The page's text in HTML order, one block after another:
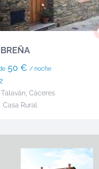
50 € / noche
Talaván Cáceres
Casa Rural